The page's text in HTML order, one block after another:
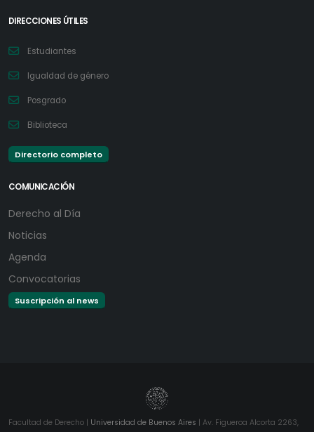
DIRECCIONES ÚTILES
Estudiantes
Igualdad de género
Posgrado
Biblioteca
Directorio completo
COMUNICACIÓN
Derecho al Día
Noticias
Agenda
Convocatorias
Suscripción al news
Facultad de Derecho | Universidad de Buenos Aires | Av. Figueroa Alcorta 2263,